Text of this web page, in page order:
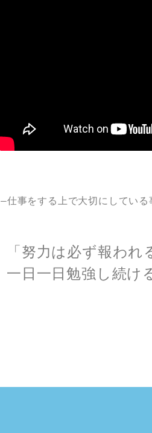
―仕事をする上で大切にしている
「努力は必ず報われ
一日一日勉強し続け